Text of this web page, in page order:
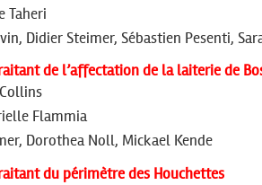
Taheri
, Didier Steimer, Sébastien Pesenti,
de l’affectation de la laiterie de
Flammia
Dorothea Noll, Mickael Kende
du périmètre des Houchettes